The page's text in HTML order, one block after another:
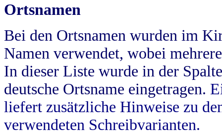
Ortsnamen
Bei den Ortsnamen wurden im
Namen verwendet, wobei
In dieser Liste wurde in der
deutsche Ortsname eingetragen.
liefert zusätzliche Hinweise zu
verwendeten Schreibvarianten.